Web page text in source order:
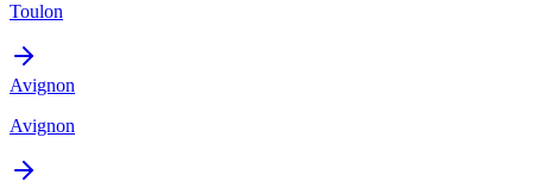
Toulon
Avignon
Avignon